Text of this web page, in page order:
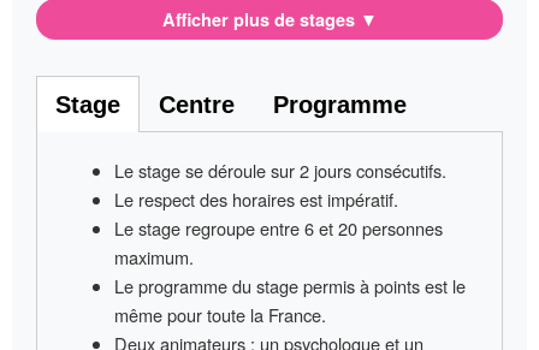
Afficher plus de stages ▼
Stage Centre Programme
Le stage se déroule sur2 jours consécutifs.
Le respect des horaires est impératif.
Le stage regroupe entre6 et 20 personnes
maximum.
Le programme du stage permis à pointsest le
même pour toute la France.
Deux animateurs: un psychologue et un